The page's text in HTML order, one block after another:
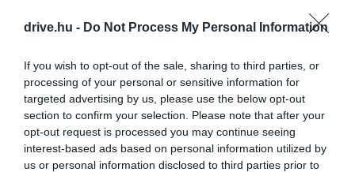
drive.hu - Do Not Process My Personal Information
If you wish to opt-out of the sale, sharing to third parties, or
processing of your personal or sensitive information for
targeted advertising by us, please use the below opt-out
section to confirm your selection. Please note that after your
opt-out request is processed you may continue seeing
interest-based ads based on personal information utilized by
us or personal information disclosed to third parties prior to
csomagtartóval van felszerelve, míg Tiggo 8-ba már
hét ember is elfér, a harmadik sor két ülése között
köszönhetően – így a csomagtartó 193 litert bír,
ötszemélyesre alakítva viszont már 889 liternyi
kapacitású. Az alapszínek mellett ráadásul a Tiggo 7
piros és kék, a Tiggo 8 pedig zöld színben is
elérhető.